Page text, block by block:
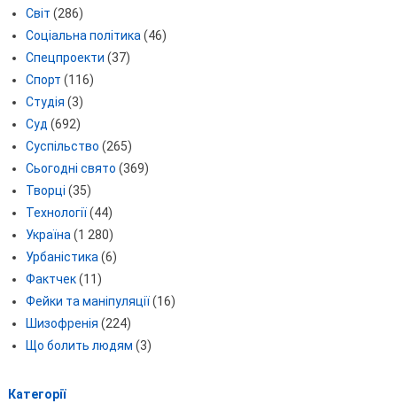
Світ (286)
Соціальна політика(46)
Спецпроекти (37)
Спорт (116)
Студія (3)
Суд (692)
Суспільство (265)
Сьогодні свято (369)
Творці (35)
Технології(44)
Україна(1 280)
Урбаністика(6)
Фактчек(11)
Фейки та маніпуляції(16)
Шизофренія (224)
Що болить людям (3)
Категорії